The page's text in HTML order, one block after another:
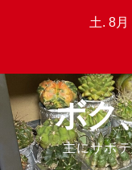
土. 8
ボク
主にサボ